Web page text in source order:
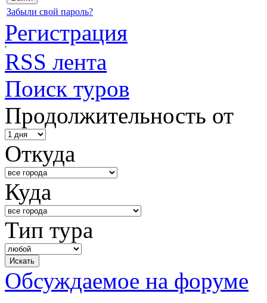
Забыли свой пароль?
Регистрация
RSS лента
Поиск туров
Продолжительность от
Откуда
Куда
Тип тура
Обсуждаемое на форуме